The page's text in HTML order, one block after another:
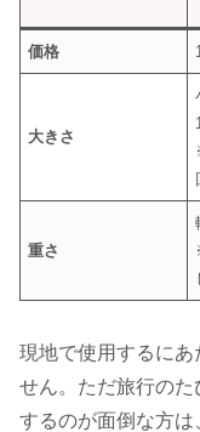
価格
大きさ
重さ
現地で使用するにあ
せん。ただ旅行のた
するのが面倒な方